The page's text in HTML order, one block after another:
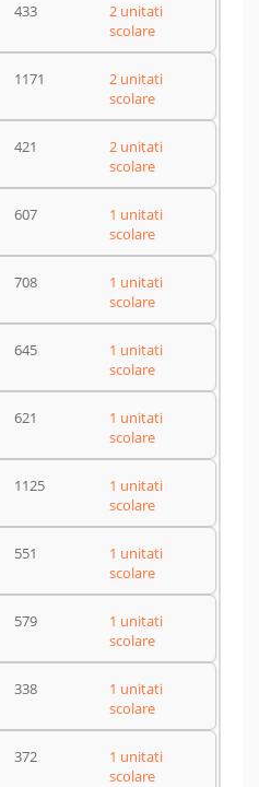
433
2 unitati
scolare
1171
2 unitati
scolare
421
2 unitati
scolare
607
1 unitati
scolare
708
1 unitati
scolare
645
1 unitati
scolare
621
1 unitati
scolare
1125
1 unitati
scolare
551
1 unitati
scolare
579
1 unitati
scolare
338
1 unitati
scolare
372
1 unitati
scolare